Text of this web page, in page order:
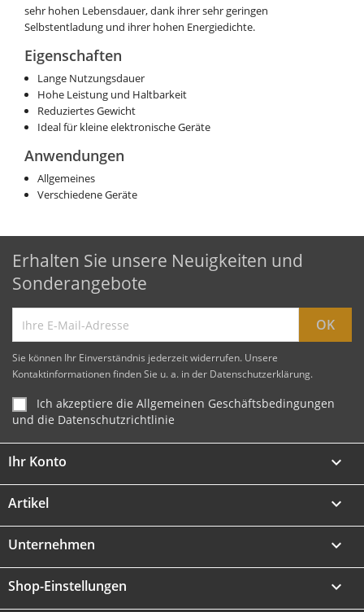
sehr hohen Lebensdauer, dank ihrer sehr geringen
Selbstentladung und ihrer hohen Energiedichte.
Eigenschaften
Lange Nutzungsdauer
Hohe Leistung und Haltbarkeit
Reduziertes Gewicht
Ideal für kleine elektronische Geräte
Anwendungen
Allgemeines
Verschiedene Geräte
Erhalten Sie unsere Neuigkeiten und
Sonderangebote
Sie können Ihr Einverständnis jederzeit widerrufen. Unsere
Kontaktinformationen finden Sie u. a. in der Datenschutzerklärung.
Ich akzeptiere die Allgemeinen Geschäftsbedingungen
und die Datenschutzrichtlinie
Ihr Konto 
Artikel 
Unternehmen 
Shop-Einstellungen keyboard_arrow_down